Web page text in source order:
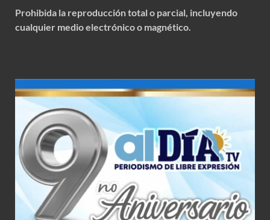
Prohibida la reproducción total o parcial, incluyendo
cualquier medio electrónico o magnético.